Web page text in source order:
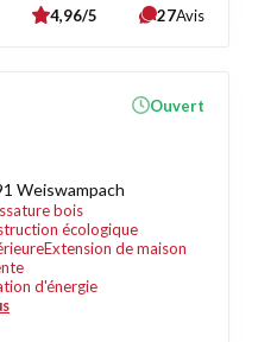
4,96/5 27Avis
Weiswampach
bois
écologique
Extension de maison
d'énergie
Ouvert